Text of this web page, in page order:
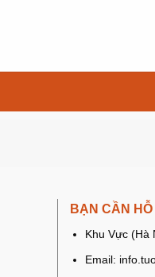
BẠN CẦN
Khu Vực (Hà
Email: